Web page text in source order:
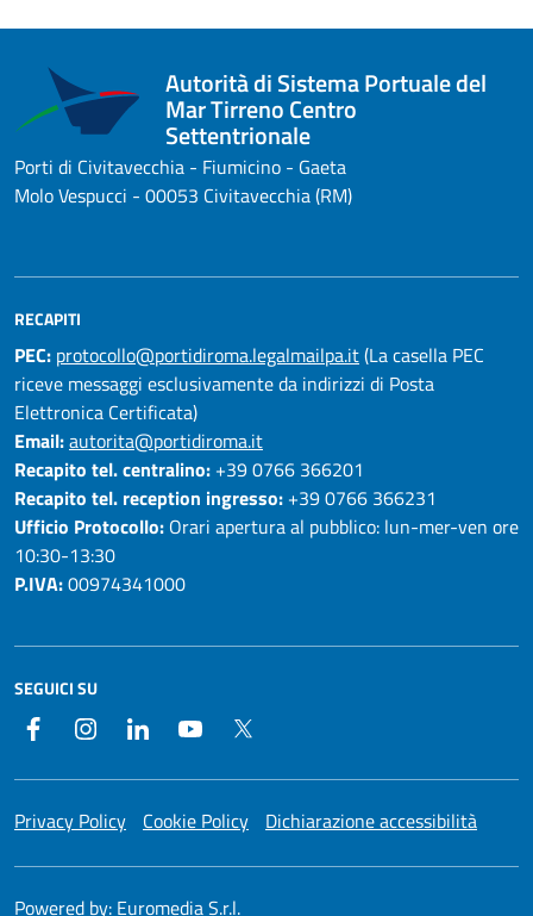
Autorità di Sistema Portuale del
Mar Tirreno Centro
Settentrionale
Porti di Civitavecchia - Fiumicino - Gaeta
Molo Vespucci - 00053 Civitavecchia (RM)
RECAPITI
PEC: protocollo@portidiroma.legalmailpa.it(La casella PEC
riceve messaggi esclusivamente da indirizzi di Posta
Elettronica Certificata)
Email:autorita@portidiroma.it
Recapito tel. centralino: +39 0766 366201
Recapito tel. reception ingresso: +39 0766 366231
Ufficio Protocollo: Orari apertura al pubblico: lun-mer-ven ore
10:30-13:30
P.IVA:00974341000
SEGUICI SU
Facebook InstagramLinkedIn YouTube
Privacy Policy Cookie Policy Dichiarazione accessibilità
Powered by: Euromedia S.r.l.